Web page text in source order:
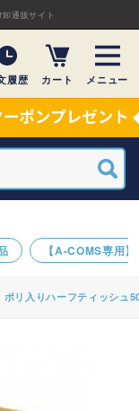
通販サイト
履歴 カート メニュー
【A-COMS専用
ポリ入りハーフティッシュ